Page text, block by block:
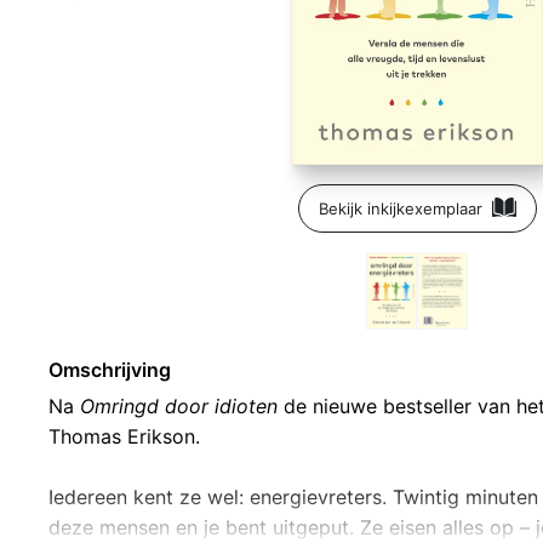
Bekijk inkijkexemplaar
Omschrijving
Na Omringd door idioten de nieuwe bestseller van
Thomas Erikson.
Iedereen kent ze wel: energievreters. Twintig
deze mensen en je bent uitgeput. Ze eisen alles op –